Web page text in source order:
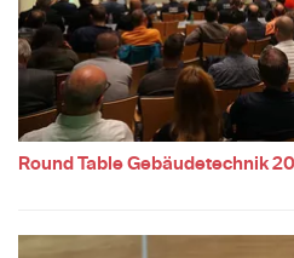
Round Table Gebäudetechnik